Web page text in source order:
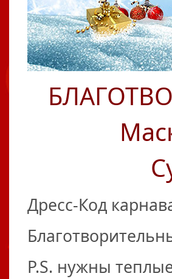
Дресс-Код
P.S. нужны